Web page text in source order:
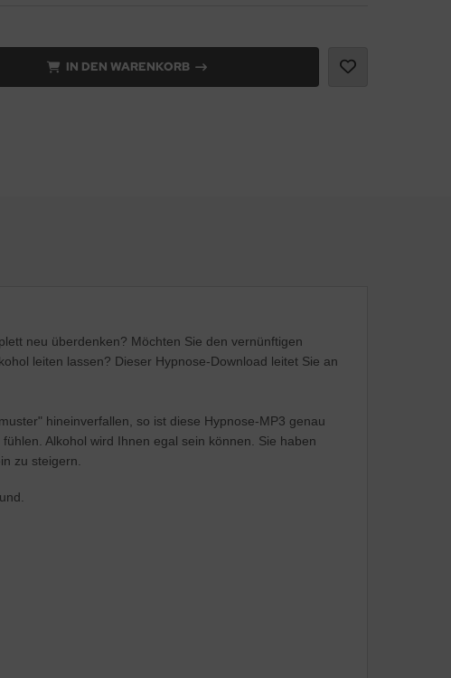
IN DEN WARENKORB
neu überdenken? Möchten Sie den vernünftigen
leiten lassen? Dieser Hypnose-Download leitet Sie an
hineinverfallen, so ist diese Hypnose-MP3 genau
Alkohol wird Ihnen egal sein können. Sie haben
zu steigern.